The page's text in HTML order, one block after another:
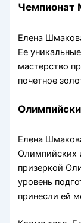
Чемпионат
Елена
Ее
мастерство
почетное
Елена
Олимпийских
призеркой
уровень
принесли ей